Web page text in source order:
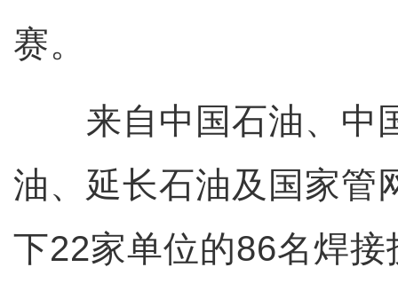
赛。
来自中国石油、中
油、延长石油及国家管
下22家单位的86名焊